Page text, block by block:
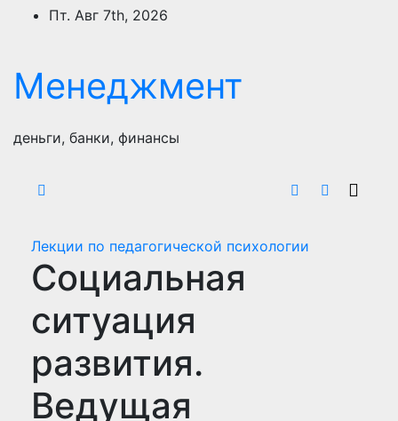
ПерейтиПт. Авг 7th, 2026
Менеджмент
деньги, банки, финансы
Лекции по педагогической психологии
Социальная
ситуация
развития.
Ведущая